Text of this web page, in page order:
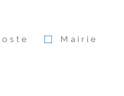
Mairie